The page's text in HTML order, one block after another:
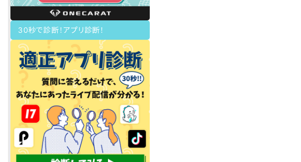
30秒で診断！アプリ診断！